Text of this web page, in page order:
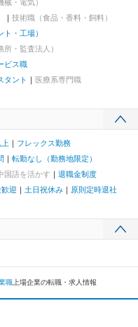
械・電気）
技術職（食品・香料・飼料）
・工場）
・監査法人）
ビス職
タント
医療系専門職
フレックス勤務
転勤なし（勤務地限定）
国語を活かす
退職金制度
迎 土日祝休み
原則定時退社
職 上場企業の転職・求人情報